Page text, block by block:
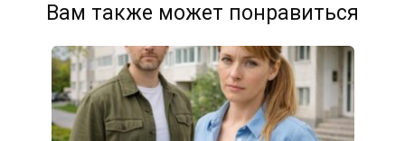
Вам также может понравиться